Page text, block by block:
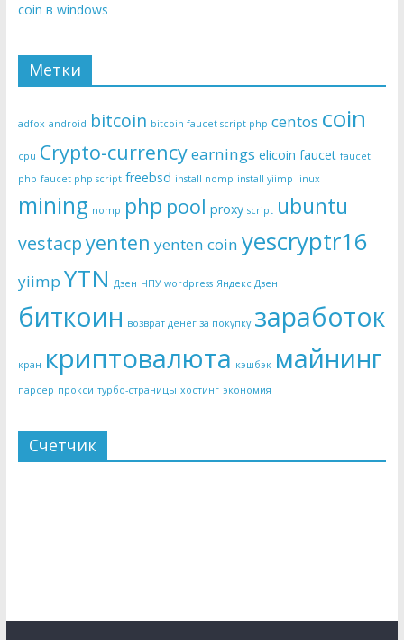
coin в windows
Метки
adfox android bitcoin bitcoin faucet script php centos coin
cpu Crypto-currencyearnings elicoin faucet faucet
php faucet php script freebsd install nomp install yiimp linux
mining nomp php pool proxy script ubuntu
vestacpyenten yenten coin yescryptr16
yiimp YTN Дзен ЧПУ wordpress Яндекс Дзен
биткоин возврат денег за покупку заработок
кран криптовалюта кэшбэк майнинг
парсер прокси турбо-страницы хостинг экономия
Счетчик